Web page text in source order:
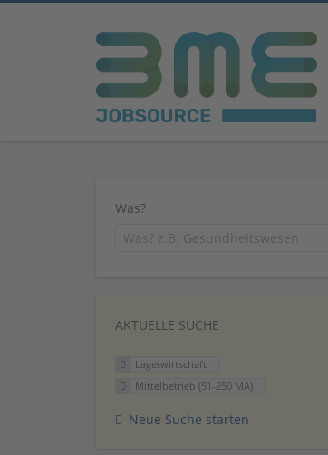
Was?
AKTUELLE SUCHE
Lagerwirtschaft
Mittelbetrieb (51-250 MA)
Neue Suche starten